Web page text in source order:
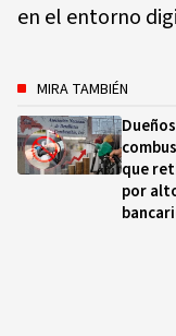
en el entorno
MIRA TAMBIÉN
que
por